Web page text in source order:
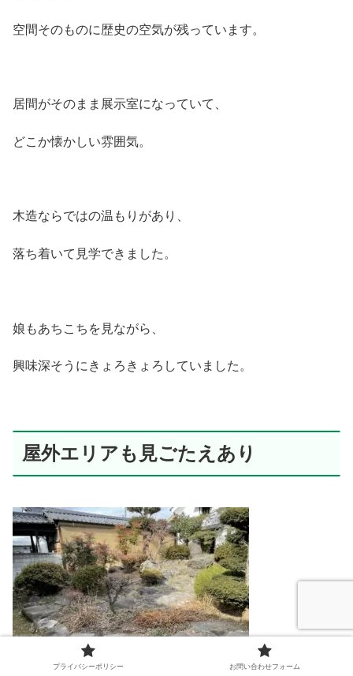
空間そのものに歴史の空気が残っています。
居間がそのまま展示室になっていて、
どこか懐かしい雰囲気。
木造ならではの温もりがあり、
落ち着いて見学できました。
娘もあちこちを見ながら、
興味深そうにきょろきょろしていました。
屋外エリアも見ごたえあり
プライバシーポリシー お問い合わせフォーム